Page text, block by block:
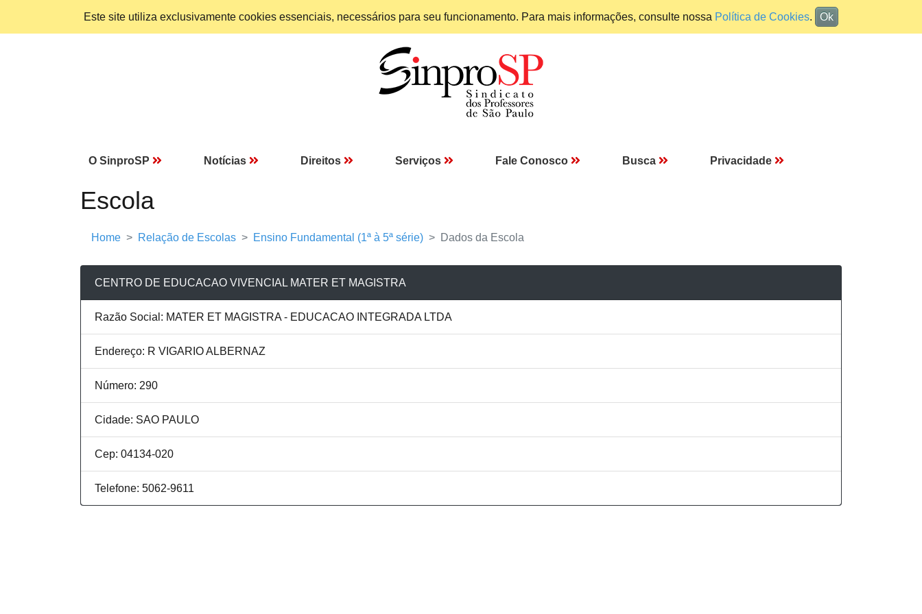
Este site utiliza exclusivamente cookies essenciais, necessários para seu funcionamento. Para mais informações, consulte nossa Política de Cookies. Ok
O SinproSP Notícias Direitos Serviços Fale Conosco Busca Privacidade
Escola
Home Relação de Escolas Ensino Fundamental (1ª à 5ª série) Dados da Escola
CENTRO DE EDUCACAO VIVENCIAL MATER ET MAGISTRA
Razão Social: MATER ET MAGISTRA - EDUCACAO INTEGRADA LTDA
Endereço: R VIGARIO ALBERNAZ
Número: 290
Cidade: SAO PAULO
Cep: 04134-020
Telefone: 5062-9611